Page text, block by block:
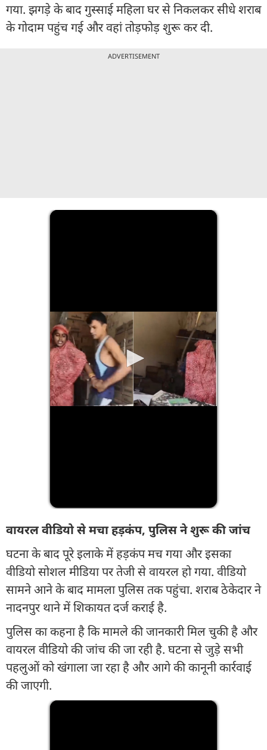
गया. झगड़े के बाद गुस्साई महिला घर से निकलकर सीधे शराब
के गोदाम पहुंच गई और वहां तोड़फोड़ शुरू कर दी.
ADVERTISEMENT
वायरल वीडियो से मचा हड़कंप, पुलिस ने शुरू की जांच
घटना के बाद पूरे इलाके में हड़कंप मच गया और इसका
वीडियो सोशल मीडिया पर तेजी से वायरल हो गया. वीडियो
सामने आने के बाद मामला पुलिस तक पहुंचा. शराब ठेकेदार ने
नादनपुर थाने में शिकायत दर्ज कराई है.
पुलिस का कहना है कि मामले की जानकारी मिल चुकी है और
वायरल वीडियो की जांच की जा रही है. घटना से जुड़े सभी
पहलुओं को खंगाला जा रहा है और आगे की कानूनी कार्रवाई
की जाएगी.